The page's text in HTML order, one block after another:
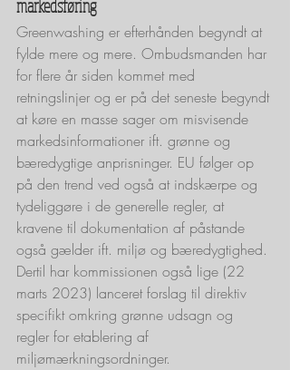
markedsføring
Greenwashing er efterhånden begyndt at
fylde mere og mere. Ombudsmanden har
for flere år siden kommet med
retningslinjer og er på det seneste begyndt
at køre en masse sager om misvisende
markedsinformationer ift. grønne og
bæredygtige anprisninger. EU følger op
på den trend ved også at indskærpe og
tydeliggøre i de generelle regler, at
kravene til dokumentation af påstande
også gælder ift. miljø og bæredygtighed.
Dertil har kommissionen også lige (22
marts 2023) lanceret forslag til direktiv
specifikt omkring grønne udsagn og
regler for etablering af
miljømærkningsordninger.